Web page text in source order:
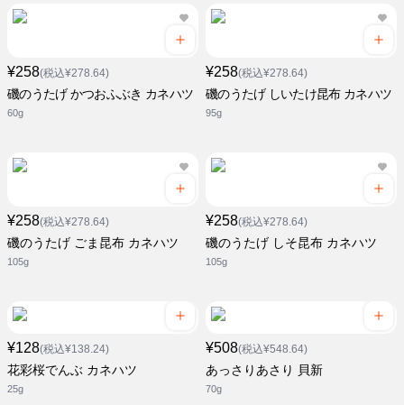
¥258(税込¥278.64)
磯のうたげ かつおふぶき カネハツ
60g
¥258(税込¥278.64)
磯のうたげ しいたけ昆布 カネハツ
95g
¥258(税込¥278.64)
磯のうたげ ごま昆布 カネハツ
105g
¥258(税込¥278.64)
磯のうたげ しそ昆布 カネハツ
105g
¥128(税込¥138.24)
花彩桜でんぶ カネハツ
25g
¥508(税込¥548.64)
あっさりあさり 貝新
70g